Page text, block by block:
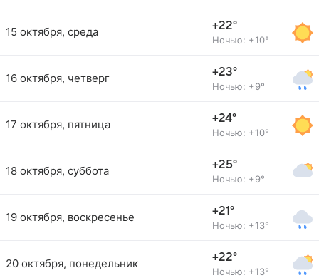
15 октября, среда +22°
Ночью: +10°
16 октября, четверг +23°
Ночью: +9°
17 октября, пятница +24°
Ночью: +10°
18 октября, суббота +25°
Ночью: +9°
19 октября, воскресенье +21°
Ночью: +13°
20 октября, понедельник +22°
Ночью: +13°